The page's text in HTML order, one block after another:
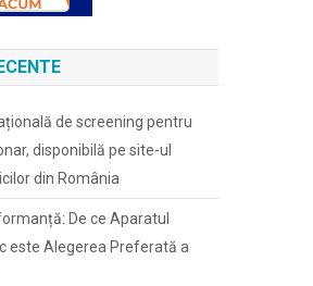
de screening pentru
disponibilă pe site-ul
din România
De ce Aparatul
este Alegerea Preferată a